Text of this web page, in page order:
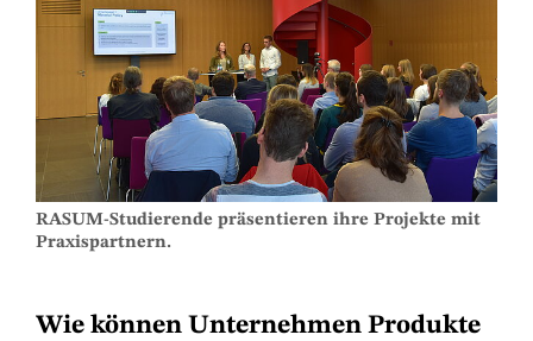
RASUM-Studierende präsentieren ihre Projekte mit
Praxispartnern.
Wie können Unternehmen Produkte